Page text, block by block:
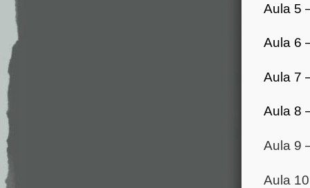
Aula 5
Aula 6
Aula 7
Aula 8
Aula 9
Aula